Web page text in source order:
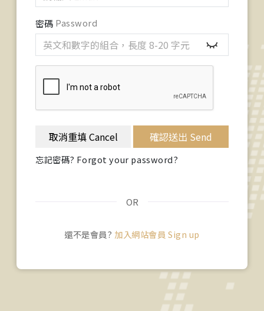
密碼 Password
取消重填 Cancel 確認送出 Send
忘記密碼? Forgot your password?
OR
還不是會員? 加入網站會員 Sign up